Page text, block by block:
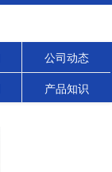
公司动态
产品知识